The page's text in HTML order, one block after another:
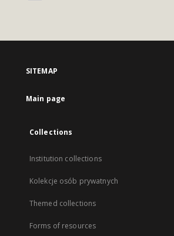
SITEMAP
Main page
Collections
Institution collections
Kolekcje osób prywatnych
Themed collections
Forms of resources